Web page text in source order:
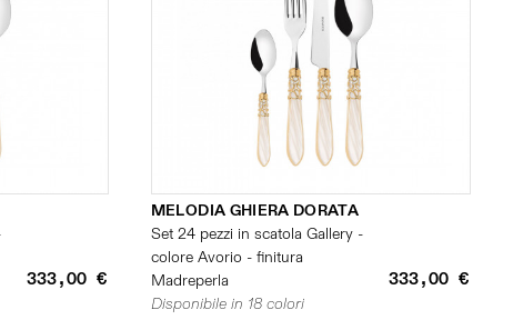
333,00 €
MELODIA GHIERA DORATA
Set 24 pezzi in scatola Gallery -
colore Avorio - finitura
Madreperla
333,00 €
Disponibile in 18 colori